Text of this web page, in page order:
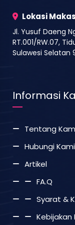
Lokasi
Jl. Yusuf Daeng
RT.001/RW.07,
Sulawesi Selatan
Informasi
Tentang
Hubungi Kami
Artikel
FA.Q
Syarat &
Kebijakan